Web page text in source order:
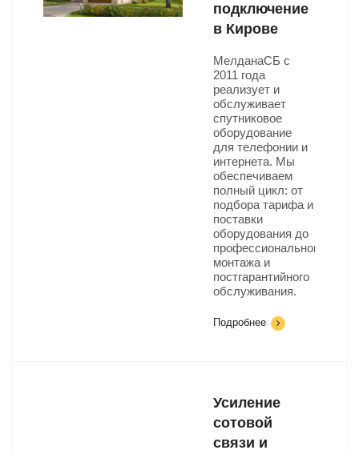
подключение
в Кирове
МелданаСБ с
2011 года
реализует и
обслуживает
спутниковое
оборудование
для телефонии и
интернета. Мы
обеспечиваем
полный цикл: от
подбора тарифа и
поставки
оборудования до
профессионального
монтажа и
постгарантийного
обслуживания.
Подробнее
Усиление
сотовой
связи и